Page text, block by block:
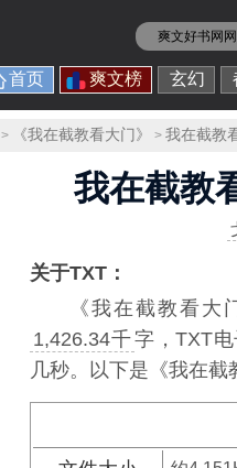
爽文好书网
首页 爽文榜 玄幻
> 《我在截教看大门》 > 我在截教
我在截教
关于TXT：
《我在截教看大
1,426.34千字，TXT
几秒。以下是《我在截